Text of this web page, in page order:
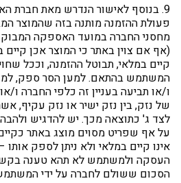
9. בנוסף לאישור הנדרש מאת חברת
פעולת ההזמנה מותנה בזה שהמוצר
מחסני החברה במועד האספקה
(אף אם צוין באתר כי המוצר אכן קיים
קיים במלאי, תבוטל ההזמנה, וככל
המשתמש בהתאם. למען הסר ספק,
ו/או תביעה בעניין זה כלפי החברה ו/
של נזק, בין נזק ישיר או נזק עקיף,
לצד ג' כתוצאה מכך. יש להדגיש
על אף שפריט מסוים מוצג באתר
אינו קיים במלאי ולא ניתן לספק
העסקה ולמשתמש לא תהא טענה
הסכום ששולם לחברה על ידי